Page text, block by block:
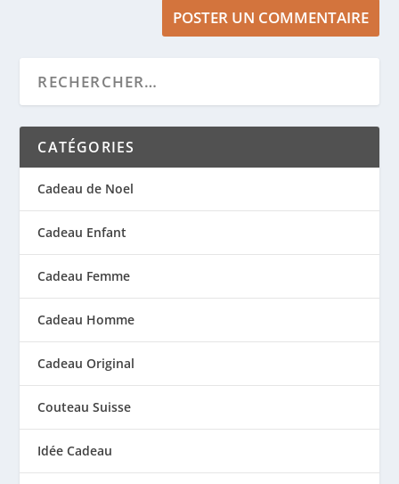
CATÉGORIES
Cadeau de Noel
Cadeau Enfant
Cadeau Femme
Cadeau Homme
Cadeau Original
Couteau Suisse
Idée Cadeau